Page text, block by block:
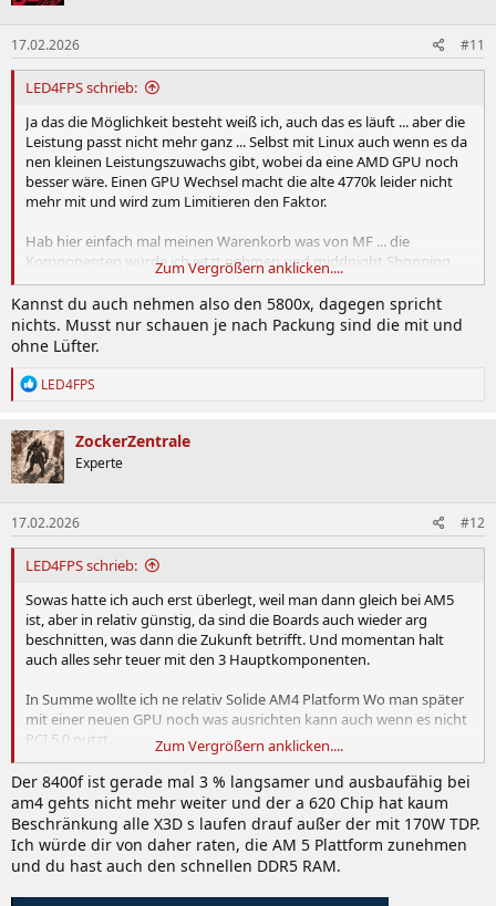
o
n
e
n
:
17.02.2026 #11
LED4FPS schrieb:
Ja das die Möglichkeit besteht weiß ich, auch das es läuft ... aber die
Leistung passt nicht mehr ganz ... Selbst mit Linux auch wenn es da
nen kleinen Leistungszuwachs gibt, wobei da eine AMD GPU noch
besser wäre. Einen GPU Wechsel macht die alte 4770k leider nicht
mehr mit und wird zum Limitieren den Faktor.
Hab hier einfach mal meinen Warenkorb was von MF ... die
Komponenten würde ich jetzt nehmen und middnight Shopping
nutzen.
Warenkorb | Mindfactory.de
Bei Mindfactory.de finden Sie günstige Hardware, Software,
Notebooks, Computer, Tablets, Smartphones, Spielekonsolen und
vieles mehr.
Der 5800x ist tatsächlich noch 5€ günstiger ... Gibt es etwas was
dagegen spricht?
Bestimmt kann man hier und da noch abspecken ... Mal schauen
aber ich denke hier bekomme ich die meisten möglichkeiten fürs
Geld was die Hardware die nächsten Jahre ermöglicht bzw
Zum Vergrößern anklicken....
Kannst du auch nehmen also den 5800x, dagegen spricht
nichts. Musst nur schauen je nach Packung sind die mit und
ohne Lüfter.
R
k
t
i
o
n
e
n
:
LED4FPS
ZockerZentrale
Experte
17.02.2026 #12
LED4FPS schrieb:
Sowas hatte ich auch erst überlegt, weil man dann gleich bei AM5
ist, aber in relativ günstig, da sind die Boards auch wieder arg
beschnitten, was dann die Zukunft betrifft. Und momentan halt
auch alles sehr teuer mit den 3 Hauptkomponenten.
In Summe wollte ich ne relativ Solide AM4 Platform Wo man später
mit einer neuen GPU noch was ausrichten kann auch wenn es nicht
PCI 5.0 nutzt.
Da wird sich auch erst mal (4-5 Jahre) nicht alles um dicke Leistung
drehen und wenn es soweit ist, kann der Herr ja auch Geld dafür mit
ansparen und in Zukunft was modernes kaufen.
Zum Vergrößern anklicken....
Der 8400f ist gerade mal 3 % langsamer und ausbaufähig bei
am4 gehts nicht mehr weiter und der a 620 Chip hat kaum
Beschränkung alle X3D s laufen drauf außer der mit 170W TDP.
Ich würde dir von daher raten, die AM 5 Plattform zunehmen
und du hast auch den schnellen DDR5 RAM.